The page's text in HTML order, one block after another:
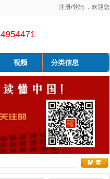
注册/登陆 ，欢迎您
视频 分类信息